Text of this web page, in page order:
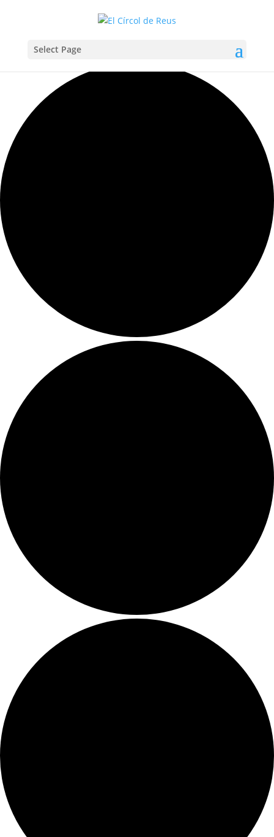
Select Page
Carregant la vista